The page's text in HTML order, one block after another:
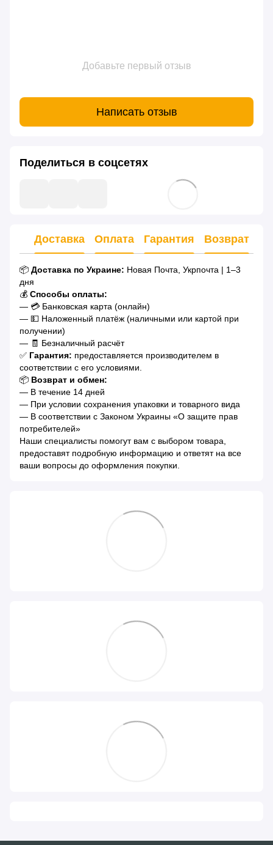
Добавьте первый отзыв
Написать отзыв
Поделиться в соцсетях
Доставка Оплата Гарантия Возврат
📦 Доставка по Украине: Новая Почта, Укрпочта | 1–3
дня
💰 Способы оплаты:
— 💳 Банковская карта (онлайн)
— 💵 Наложенный платёж (наличными или картой при
получении)
— 🧾 Безналичный расчёт
✅ Гарантия: предоставляется производителем в
соответствии с его условиями.
📦 Возврат и обмен:
— В течение 14 дней
— При условии сохранения упаковки и товарного вида
— В соответствии с Законом Украины «О защите прав
потребителей»
Наши специалисты помогут вам с выбором товара,
предоставят подробную информацию и ответят на все
ваши вопросы до оформления покупки.